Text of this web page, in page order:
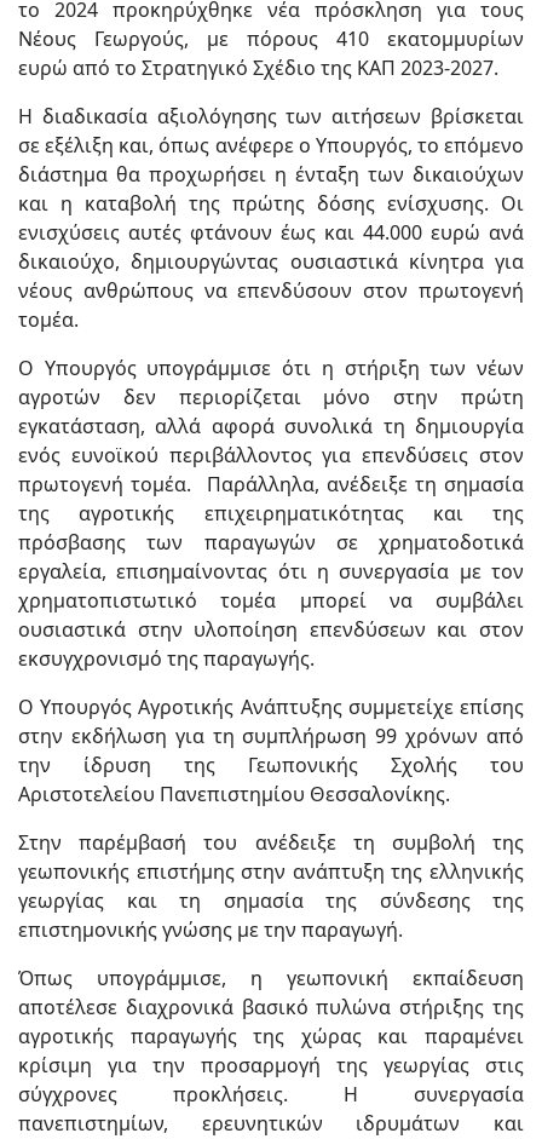
το 2024 προκηρύχθηκε νέα πρόσκληση για τους
Νέους Γεωργούς, με πόρους 410 εκατομμυρίων
ευρώ από το Στρατηγικό Σχέδιο της ΚΑΠ 2023-2027.
Η διαδικασία αξιολόγησης των αιτήσεων βρίσκεται
σε εξέλιξη και, όπως ανέφερε ο Υπουργός, το επόμενο
διάστημα θα προχωρήσει η ένταξη των δικαιούχων
και η καταβολή της πρώτης δόσης ενίσχυσης. Οι
ενισχύσεις αυτές φτάνουν έως και 44.000 ευρώ ανά
δικαιούχο, δημιουργώντας ουσιαστικά κίνητρα για
νέους ανθρώπους να επενδύσουν στον πρωτογενή
τομέα.
Ο Υπουργός υπογράμμισε ότι η στήριξη των νέων
αγροτών δεν περιορίζεται μόνο στην πρώτη
εγκατάσταση, αλλά αφορά συνολικά τη δημιουργία
ενός ευνοϊκού περιβάλλοντος για επενδύσεις στον
πρωτογενή τομέα. Παράλληλα, ανέδειξε τη σημασία
της αγροτικής επιχειρηματικότητας και της
πρόσβασης των παραγωγών σε χρηματοδοτικά
εργαλεία, επισημαίνοντας ότι η συνεργασία με τον
χρηματοπιστωτικό τομέα μπορεί να συμβάλει
ουσιαστικά στην υλοποίηση επενδύσεων και στον
εκσυγχρονισμό της παραγωγής.
Ο Υπουργός Αγροτικής Ανάπτυξης συμμετείχε επίσης
στην εκδήλωση για τη συμπλήρωση 99 χρόνων από
την ίδρυση της Γεωπονικής Σχολής του
Αριστοτελείου Πανεπιστημίου Θεσσαλονίκης.
Στην παρέμβασή του ανέδειξε τη συμβολή της
γεωπονικής επιστήμης στην ανάπτυξη της ελληνικής
γεωργίας και τη σημασία της σύνδεσης της
επιστημονικής γνώσης με την παραγωγή.
Όπως υπογράμμισε, η γεωπονική εκπαίδευση
αποτέλεσε διαχρονικά βασικό πυλώνα στήριξης της
αγροτικής παραγωγής της χώρας και παραμένει
κρίσιμη για την προσαρμογή της γεωργίας στις
σύγχρονες προκλήσεις. Η συνεργασία
πανεπιστημίων, ερευνητικών ιδρυμάτων και